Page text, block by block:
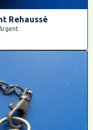
Rehaussé